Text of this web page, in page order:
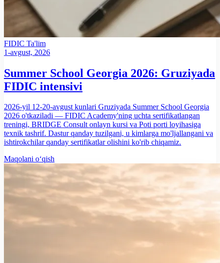
FIDIC Ta'lim
1-avgust, 2026
Summer School Georgia 2026: Gruziyada
FIDIC intensivi
2026-yil 12-20-avgust kunlari Gruziyada Summer School Georgia
2026 o'tkaziladi — FIDIC Academy'ning uchta sertifikatlangan
treningi, BRIDGE Consult onlayn kursi va Poti porti loyihasiga
texnik tashrif. Dastur qanday tuzilgani, u kimlarga mo'ljallangani va
ishtirokchilar qanday sertifikatlar olishini ko'rib chiqamiz.
Maqolani o‘qish